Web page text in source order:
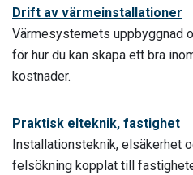
Drift av värmeinstallationer
Värmesystemets uppbyggnad
för hur du kan skapa ett bra
kostnader.
Praktisk elteknik, fastighet
Installationsteknik, elsäkerhet
felsökning kopplat till